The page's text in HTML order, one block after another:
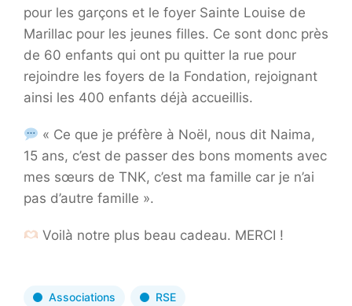
pour les garçons et le foyer Sainte Louise de
Marillac pour les jeunes filles. Ce sont donc près
de 60 enfants qui ont pu quitter la rue pour
rejoindre les foyers de la Fondation, rejoignant
ainsi les 400 enfants déjà accueillis.
« Ce que je préfère à Noël, nous dit Naima,
15 ans, c’est de passer des bons moments avec
mes sœurs de TNK, c’est ma famille car je n’ai
pas d’autre famille ».
Voilà notre plus beau cadeau. MERCI !
Associations RSE